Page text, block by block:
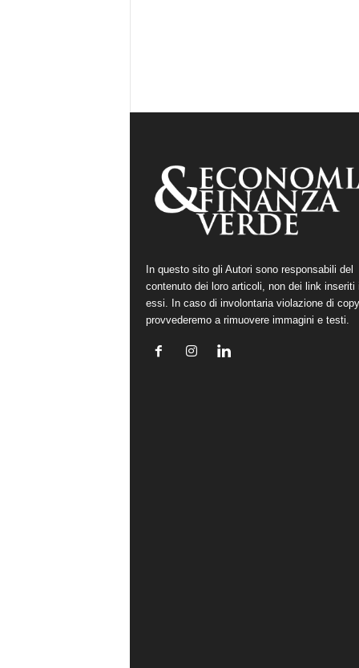
In questo sito gli Autori sono responsabili del
contenuto dei loro articoli, non dei link inseriti
essi. In caso di involontaria violazione di
provvederemo a rimuovere immagini e testi.